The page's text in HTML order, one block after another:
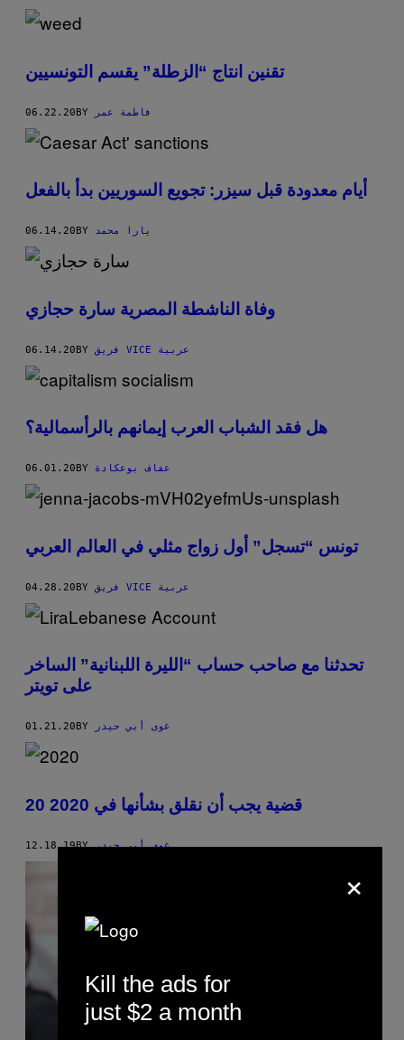
تقنين انتاج “الزطلة” يقسم التونسيين
06.22.20BY فاطمة عمر
أيام معدودة قبل سيزر: تجويع السوريين بدأ بالفعل
06.14.20 BY يارا محمد
وفاة الناشطة المصرية سارة حجازي
06.14.20BY فريق VICE عربية
هل فقد الشباب العرب إيمانهم بالرأسمالية؟
06.01.20 BY عفاف بوعكادة
تونس “تسجل” أول زواج مثلي في العالم العربي
04.28.20BY فريق VICE عربية
تحدثنا مع صاحب حساب “الليرة اللبنانية” الساخر
على تويتر
01.21.20 BY غوى أبي حيدر
20 قضية يجب أن نقلق بشأنها في 2020
12.18.19BYغوى أبي حيدر
×
Kill the ads for
just $2 a month